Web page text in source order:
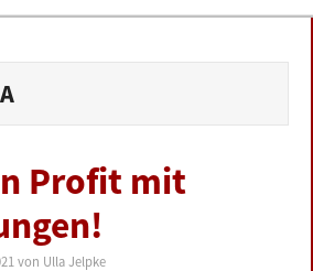
Profit mit
von Ulla Jelpke